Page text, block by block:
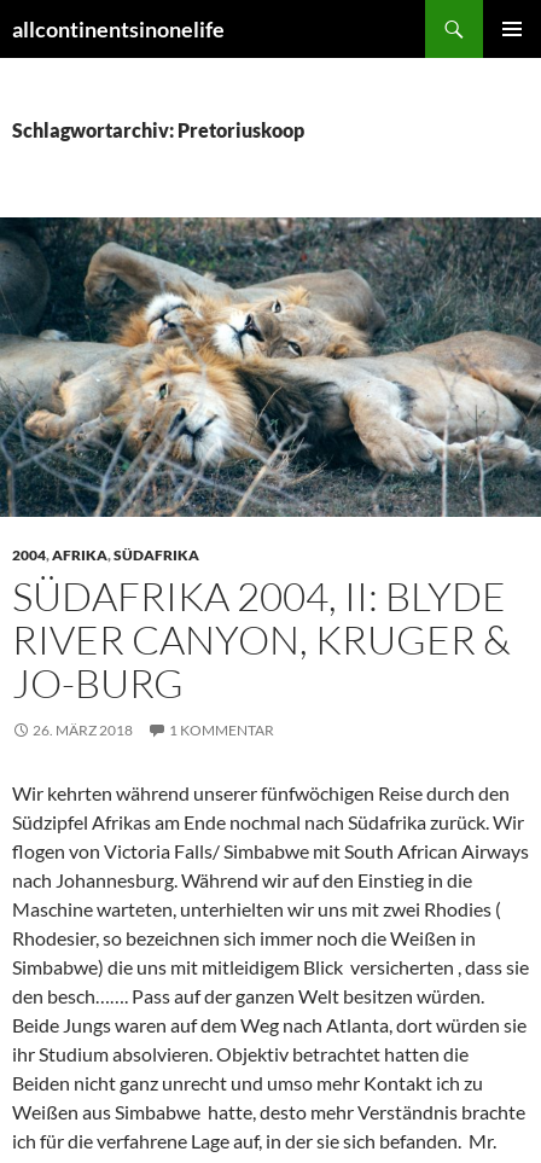
Inhalt
allcontinentsinonelife
Schlagwortarchiv: Pretoriuskoop
2004,AFRIKA,SÜDAFRIKA
SÜDAFRIKA 2004, II: BLYDE
RIVER CANYON, KRUGER &
JO-BURG
26. MÄRZ 2018 1 KOMMENTAR
Wir kehrten während unserer fünfwöchigen Reise durch den
Südzipfel Afrikas am Ende nochmal nach Südafrika zurück. Wir
flogen von Victoria Falls/ Simbabwe mit South African Airways
nach Johannesburg. Während wir auf den Einstieg in die
Maschine warteten, unterhielten wir uns mit zwei Rhodies (
Rhodesier, so bezeichnen sich immer noch die Weißen in
Simbabwe) die uns mit mitleidigem Blick versicherten , dass sie
den besch……. Pass auf der ganzen Welt besitzen würden.
Beide Jungs waren auf dem Weg nach Atlanta, dort würden sie
ihr Studium absolvieren. Objektiv betrachtet hatten die
Beiden nicht ganz unrecht und umso mehr Kontakt ich zu
Weißen aus Simbabwe hatte, desto mehr Verständnis brachte
ich für die verfahrene Lage auf, in der sie sich befanden. Mr.